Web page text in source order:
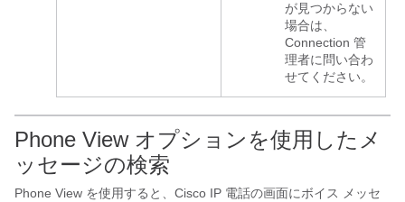
が見つからない
場合は、
Connection 管
理者に問い合わ
せてください。
Phone View オプションを使用したメ
ッセージの検索
Phone View を使用すると、Cisco IP 電話の画面にボイス メッセ